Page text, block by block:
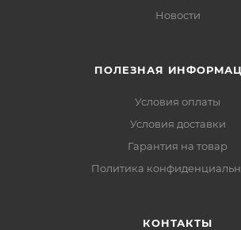
Новости
ПОЛЕЗНАЯ
Условия оплаты
Условия доставки
Гарантия на товар
Политика
КОНТАКТЫ